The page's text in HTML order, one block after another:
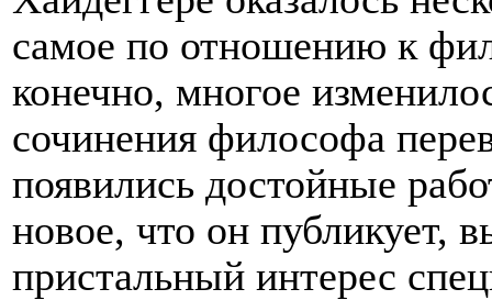
самое по отношению к
конечно, многое
сочинения философа
появились достойные
новое, что он публикует,
пристальный интерес